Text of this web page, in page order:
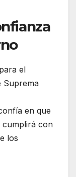
el
Suprema
en que
cumplirá con
los